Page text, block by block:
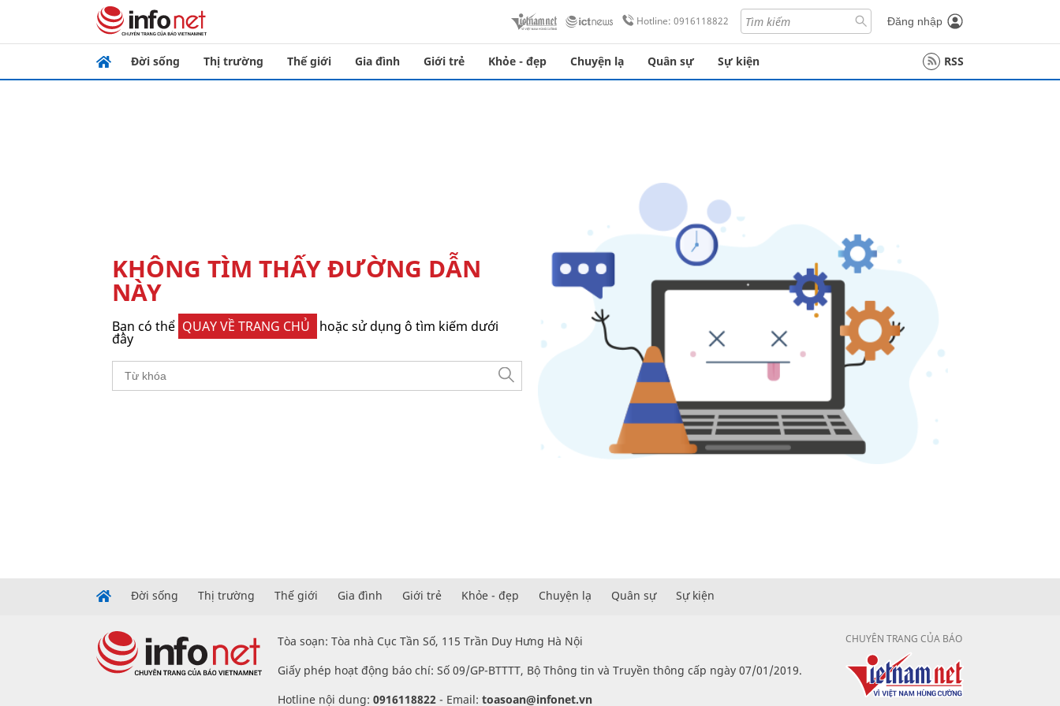
Hotline: 0916118822 Đăng nhập
Đời sống Thị trường Thế giới Gia đình Giới trẻ Khỏe - đẹp Chuyện lạ Quân sự Sự kiện RSS
KHÔNG TÌM THẤY ĐƯỜNG DẪN
NÀY
Bạn có thể QUAY VỀ TRANG CHỦ hoặc sử dụng ô tìm kiếm dưới
đây
Đời sống Thị trường Thế giới Gia đình Giới trẻ Khỏe - đẹp Chuyện lạ Quân sự Sự kiện
Tòa soạn: Tòa nhà Cục Tần Số, 115 Trần Duy Hưng Hà Nội
Giấy phép hoạt động báo chí: Số 09/GP-BTTTT, Bộ Thông tin và Truyền thông cấp ngày 07/01/2019.
Hotline nội dung: 0916118822 - Email: toasoan@infonet.vn
CHUYÊN TRANG CỦA BÁO